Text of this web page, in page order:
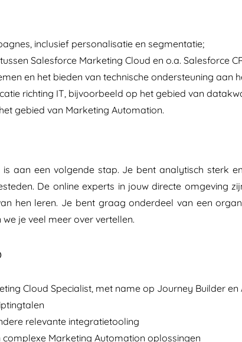
inclusief personalisatie en segmentatie;
Salesforce Marketing Cloud en o.a. Salesforce
en het bieden van technische ondersteuning aan
richting IT, bijvoorbeeld op het gebied van
gebied van Marketing Automation.
aan een volgende stap. Je bent analytisch sterk
De online experts in jouw directe omgeving
hen leren. Je bent graag onderdeel van een
je veel meer over vertellen.
Cloud Specialist, met name op Journey Builder en
relevante integratietooling
Marketing Automation oplossingen